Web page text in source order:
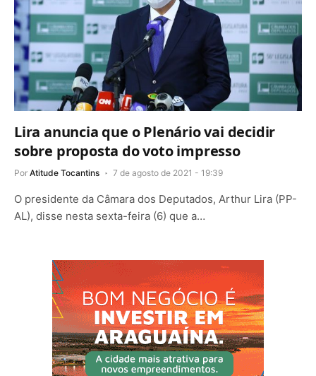
Lira anuncia que o Plenário vai decidir
sobre proposta do voto impresso
Por Atitude Tocantins 7 de agosto de 2021 - 19:39
O presidente da Câmara dos Deputados, Arthur Lira (PP-
AL), disse nesta sexta-feira (6) que a…